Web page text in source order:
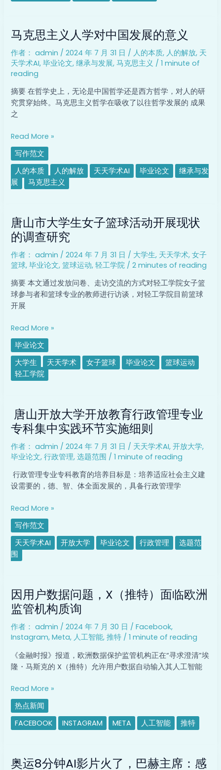
马克思主义人学对中国发展的意义
作者： admin /2024 年 7 月 31 日 / 人的本质, 人的解放, 天
天学术AI,毕业论文,继承与发展,马克思主义 /1 minute of
reading
摘要 在哲学史上，无论是中国哲学还是西方哲学，对人的研
究贯穿始终。马克思主义哲学在吸收了以往哲学发展的 成果
之
克
主
义
人
学
对
中
发
展
的
意
义
Read More »
写作范文
人的本质
人的解放 天天学术AI 毕业论文
继承与发
展
马克思主义
唐山市大学生女子篮球活动开展现状
的调查研究
作者： admin /2024 年 7 月 31 日 / 大学生, 天天学术,女子
篮球,毕业论文,篮球运动,轻工学院 /2 minutes of reading
摘要 本文通过发放问卷、走访交流的方式对轻工学院女子篮
球参与者和篮球专业的教师进行访谈，对轻工学院目前篮球
开展
山
市
大
学
生
女
子
篮
球
活
开
展
现
状
查
研
究
Read More »
毕业论文
大学生
天天学术 女子篮球 毕业论文
篮球运动
轻工学院
唐山开放大学开放教育行政管理专业
专科集中实践环节实施细则
作者： admin /2024 年 7 月 31 日 / 天天学术AI,开放大学,
毕业论文,行政管理,选题范围 /1 minute of reading
行政管理专业专科教育的培养目标是：培养适应社会主义建
设需要的，德、智、体全面发展的，具备行政管理学
山
开
放
大
学
开
放
教
育
政
管
理
专
科
集
中
实
践
环
节
施
细
则
Read More »
写作范文
天天学术AI
开放大学 毕业论文 行政管理
选题范
围
因用户数据问题，X（推特）面临欧洲
监管机构质询
作者： admin /2024 年 7 月 30 日 /Facebook,
Instagram,Meta, 人工智能,推特 /1 minute of reading
《金融时报》报道，欧洲数据保护监管机构正在“寻求澄清”埃
隆・马斯克的 X（推特）允许用户数据自动输入其人工智能
用
户
数
据
问
题，
X（推
特）
面
欧
洲
监
构
Read More »
热点新闻
FACEBOOK
INSTAGRAM META 人工智能 推特
奥运8分钟AI影片火了，巴赫主席：感
运